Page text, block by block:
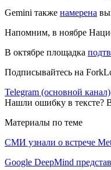
Gemini также намерена
Напомним, в ноябре
В октябре площадка
Подписывайтесь на
Telegram (основной канал)
Нашли ошибку в тексте?
Материалы по теме
СМИ узнали о встрече
Google DeepMind